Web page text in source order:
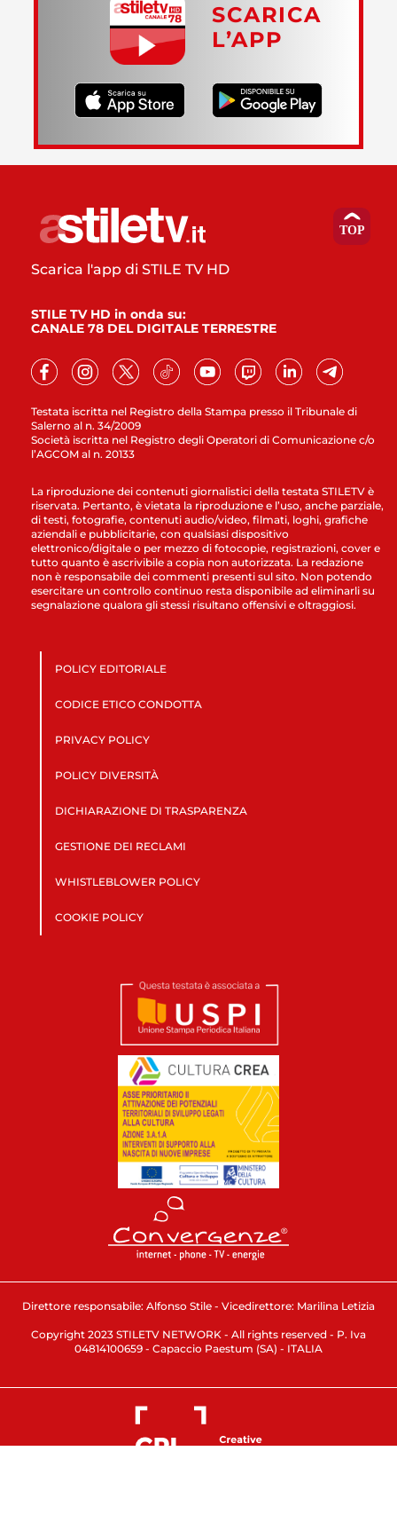
SCARICA
L’APP
Testata iscritta nel Registro della Stampa presso il Tribunale di
Salerno al n. 34/2009
Società iscritta nel Registro degli Operatori di Comunicazione c/o
l’AGCOM al n. 20133
Scarica l'app di STILE TV HD
STILE TV HD in onda su:
CANALE 78 DEL DIGITALE TERRESTRE
La riproduzione dei contenuti giornalistici della testata STILETV è
riservata. Pertanto, è vietata la riproduzione e l’uso, anche parziale,
di testi, fotografie, contenuti audio/video, filmati, loghi, grafiche
aziendali e pubblicitarie, con qualsiasi dispositivo
elettronico/digitale o per mezzo di fotocopie, registrazioni, cover e
tutto quanto è ascrivibile a copia non autorizzata. La redazione
non è responsabile dei commenti presenti sul sito. Non potendo
esercitare un controllo continuo resta disponibile ad eliminarli su
segnalazione qualora gli stessi risultano offensivi e oltraggiosi.
POLICY EDITORIALE
CODICE ETICO CONDOTTA
PRIVACY POLICY
POLICY DIVERSITÀ
DICHIARAZIONE DI TRASPARENZA
GESTIONE DEI RECLAMI
WHISTLEBLOWER POLICY
COOKIE POLICY
Direttore responsabile: Alfonso Stile - Vicedirettore: Marilina Letizia
Copyright 2023 STILETV NETWORK - All rights reserved - P. Iva
04814100659 - Capaccio Paestum (SA) - ITALIA